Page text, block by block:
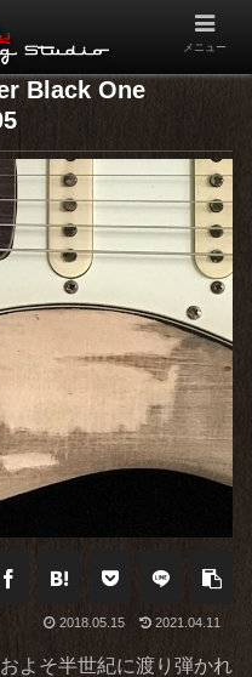
Black One
2018.05.15 2021.04.11
よそ半世紀に渡り弾かれ
メニュー